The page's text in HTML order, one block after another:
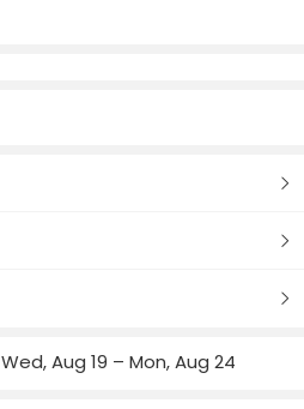
Wed, Aug 19 – Mon, Aug 24